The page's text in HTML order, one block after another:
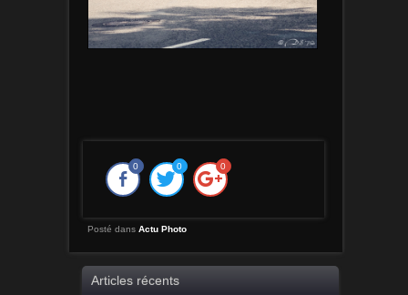
0 0 0
Posté dans Actu Photo
Articles récents